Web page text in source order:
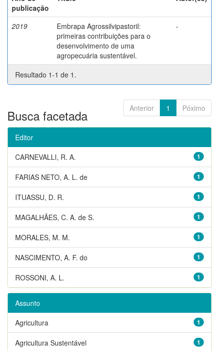
publicação
2019
Embrapa Agrossilvipastoril:
primeiras contribuições para o
desenvolvimento de uma
agropecuária sustentável.
-
Resultado 1-1 de 1.
Anterior 1 Póximo
Busca facetada
Editor
1
CARNEVALLI, R. A.
1
FARIAS NETO, A. L. de
1
ITUASSU, D. R.
1
MAGALHÃES, C. A. de S.
1
MORALES, M. M.
1
NASCIMENTO, A. F. do
1
ROSSONI, A. L.
Assunto
1
Agricultura
1
Agricultura Sustentável